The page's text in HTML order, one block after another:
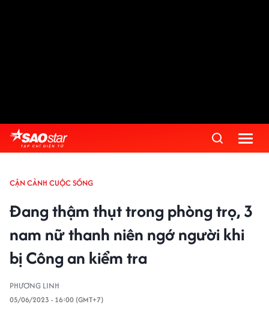
CẬN CẢNH CUỘC SỐNG
Đang thậm thụt trong phòng trọ, 3
nam nữ thanh niên ngớ người khi
bị Công an kiểm tra
PHƯƠNG LINH
05/06/2023 - 16:00 (GMT+7)